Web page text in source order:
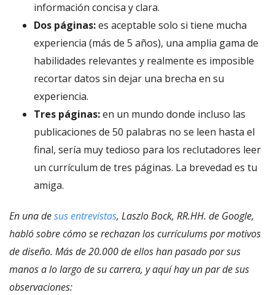
información concisa y clara.
Dos páginas:es aceptable solo si tiene mucha
experiencia (más de 5 años), una amplia gama de
habilidades relevantes y realmente es imposible
recortar datos sin dejar una brecha en su
experiencia.
Tres páginas:en un mundo donde incluso las
publicaciones de 50 palabras no se leen hasta el
final, sería muy tedioso para los reclutadores leer
un currículum de tres páginas. La brevedad es tu
amiga.
En una desus entrevistas, Laszlo Bock, RR.HH. de Google,
habló sobre cómo se rechazan los currículums por motivos
de diseño. Más de 20.000 de ellos han pasado por sus
manos a lo largo de su carrera, y aquí hay un par de sus
observaciones: